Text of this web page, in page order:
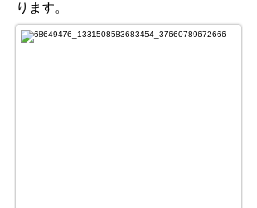
ります。